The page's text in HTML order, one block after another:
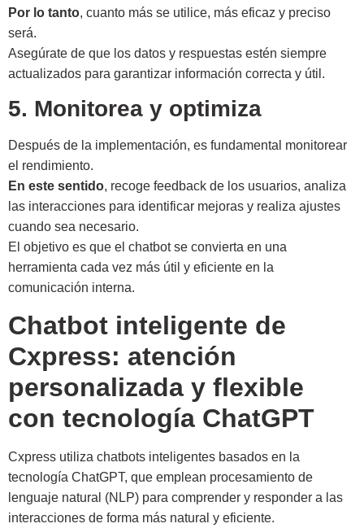
Por lo tanto, cuanto más se utilice, más eficaz y preciso
será.
Asegúrate de que los datos y respuestas estén siempre
actualizados para garantizar información correcta y útil.
5. Monitorea y optimiza
Después de la implementación, es fundamental monitorear
el rendimiento.
En este sentido, recoge feedback de los usuarios, analiza
las interacciones para identificar mejoras y realiza ajustes
cuando sea necesario.
El objetivo es que el chatbot se convierta en una
herramienta cada vez más útil y eficiente en la
comunicación interna.
Chatbot inteligente de
Cxpress: atención
personalizada y flexible
con tecnología ChatGPT
Cxpress utiliza chatbots inteligentes basados en la
tecnología ChatGPT, que emplean procesamiento de
lenguaje natural (NLP) para comprender y responder a las
interacciones de forma más natural y eficiente.